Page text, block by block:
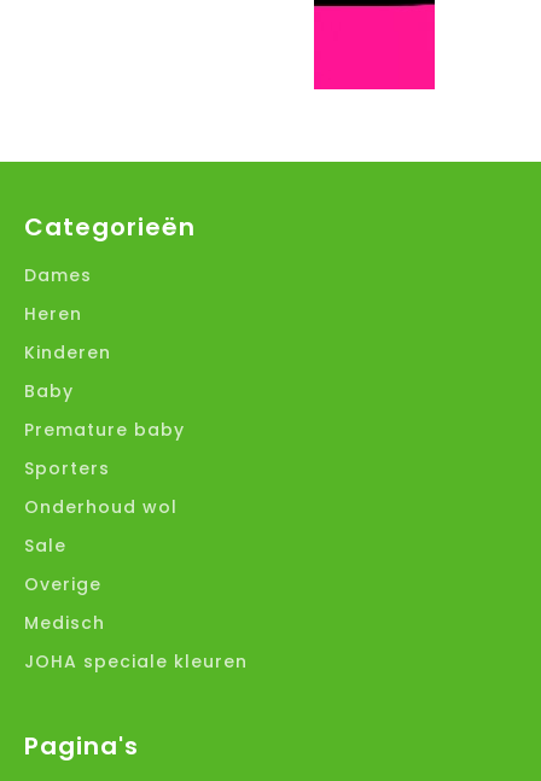
Categorieën
Dames
Heren
Kinderen
Baby
Premature baby
Sporters
Onderhoud wol
Sale
Overige
Medisch
JOHA speciale kleuren
Pagina's